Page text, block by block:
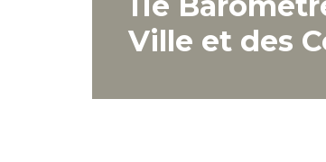
Ville et des